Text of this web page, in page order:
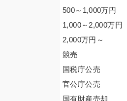
500～1,000万円
1,000～2,000万円
2,000万円 ～
競売
国税庁公売
官公庁公売
国有財産売却